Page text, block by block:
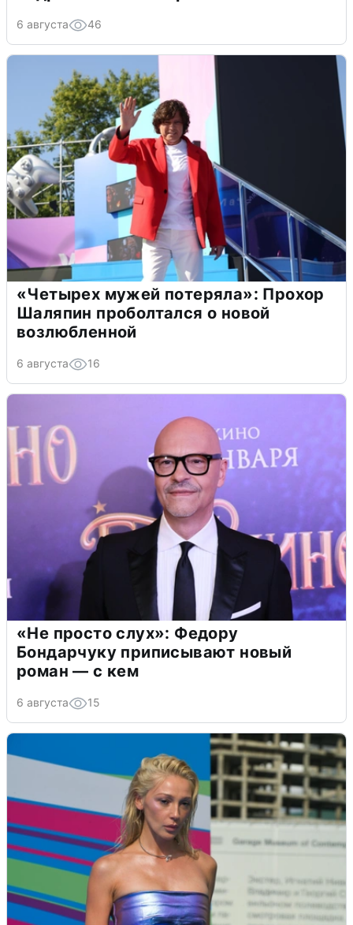
6 августа 46
«Четырех мужей потеряла»: Прохор
Шаляпин проболтался о новой
возлюбленной
6 августа 16
«Не просто слух»: Федору
Бондарчуку приписывают новый
роман — с кем
6 августа 15